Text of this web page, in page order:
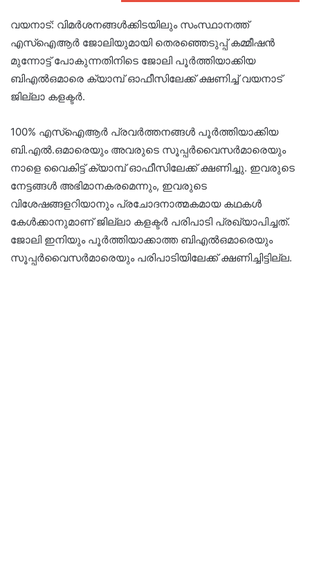
വയനാട്: വിമർശനങ്ങൾക്കിടയിലും സംസ്ഥാനത്ത്
എസ്ഐആർ ജോലിയുമായി തെരഞ്ഞെടുപ്പ് കമ്മീഷൻ
മുന്നോട്ട് പോകുന്നതിനിടെ ജോലി പൂർത്തിയാക്കിയ
ബിഎൽഒമാരെ ക്യാമ്പ് ഓഫീസിലേക്ക് ക്ഷണിച്ച് വയനാട്
ജില്ലാ കളക്ടർ.
100% എസ്ഐആർ പ്രവർത്തനങ്ങൾ പൂർത്തിയാക്കിയ
ബി.എൽ.ഒമാരെയും അവരുടെ സൂപ്പർവൈസർമാരെയും
നാളെ വൈകിട്ട് ക്യാമ്പ് ഓഫീസിലേക്ക് ക്ഷണിച്ചു. ഇവരുടെ
നേട്ടങ്ങൾ അഭിമാനകരമെന്നും, ഇവരുടെ
വിശേഷങ്ങളറിയാനും പ്രചോദനാത്മകമായ കഥകൾ
കേൾക്കാനുമാണ് ജില്ലാ കളക്ടർ പരിപാടി പ്രഖ്യാപിച്ചത്.
ജോലി ഇനിയും പൂർത്തിയാക്കാത്ത ബിഎൽഒമാരെയും
സൂപ്പർവൈസർമാരെയും പരിപാടിയിലേക്ക് ക്ഷണിച്ചിട്ടില്ല.